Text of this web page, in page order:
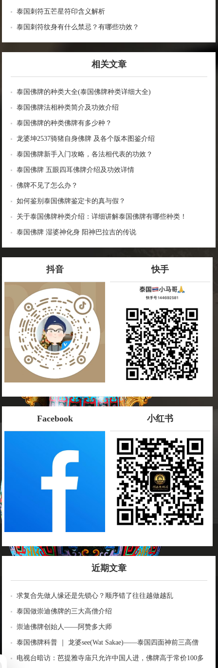
泰国刺符五芒星符印含义解析
泰国刺符纹身有什么禁忌？有哪些功效？
相关文章
泰国佛牌的种类大全(泰国佛牌种类详细大全)
泰国佛牌法相种类简介及功效介绍
泰国佛牌的种类佛牌有多少种？
龙婆坤2537骑猪自身佛牌 及各个版本图鉴介绍
泰国佛牌新手入门攻略，各法相代表的功效？
泰国佛牌 五眼四耳佛牌介绍及功效详情
佛牌不见了怎么办？
如何鉴别泰国佛牌鉴定卡的真与假？
关于泰国佛牌种类介绍：详细讲解泰国佛牌有哪些种类！
泰国佛牌 湿婆神化身 阳神巴拉吉的传说
抖音 快手
Facebook 小红书
近期文章
求复合先做人缘还是先锁心？顺序错了往往越做越乱
泰国做崇迪佛牌的三大高僧介绍
崇迪佛牌创始人——阿赞多大师
泰国佛牌科普 ｜ 龙婆see(Wat Sakae)——泰国四面神前三高僧
电视台暗访：芭提雅寺庙只允许中国人进，佛牌高于常价100多